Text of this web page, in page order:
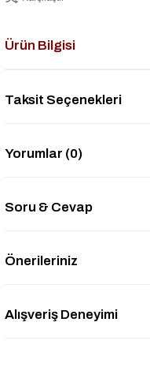
Ürün Bilgisi
Taksit Seçenekleri
Yorumlar (0)
Soru & Cevap
Önerileriniz
Alışveriş Deneyimi